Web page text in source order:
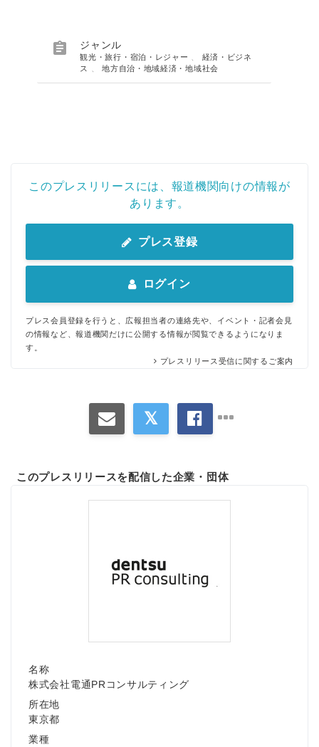
 ジャンル
観光・旅行・宿泊・レジャー
経済・ビジネ
ス
、地方自治・地域経済・地域社会
このプレスリリースには、報道機関向けの情報が
あります。
プレス登録
ログイン
プレス会員登録を行うと、広報担当者の連絡先や、イベント・記者会見
の情報など、報道機関だけに公開する情報が閲覧できるようになりま
す。
プレスリリース受信に関するご案内
このプレスリリースを配信した企業・団体
名称
株式会社電通PRコンサルティング
所在地
東京都
業種